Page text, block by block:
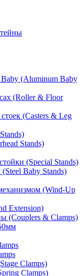
(Aluminum Baby
(Roller & Floor
(Casters & Leg
Stands)
(Special Stands)
Baby Stands)
(Wind-Up
Extension)
(Couplers & Clamps)
Clamps)
Clamps)